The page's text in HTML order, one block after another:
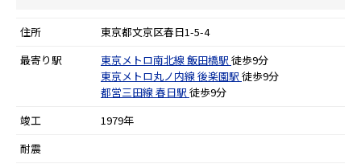
住所
東京都文京区春日1-5-4
最寄り駅
東京メトロ南北線飯田橋駅 徒歩9分
東京メトロ丸ノ内線後楽園駅 徒歩9分
都営三田線春日駅 徒歩9分
竣工
1979年
耐震